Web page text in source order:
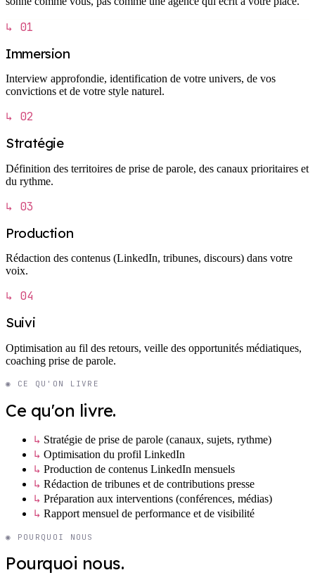
↳ 01
Immersion
Interview approfondie, identification de votre univers, de vos
convictions et de votre style naturel.
↳ 02
Stratégie
Définition des territoires de prise de parole, des canaux prioritaires et
du rythme.
↳ 03
Production
Rédaction des contenus (LinkedIn, tribunes, discours) dans votre
voix.
↳ 04
Suivi
Optimisation au fil des retours, veille des opportunités médiatiques,
coaching prise de parole.
◉ CE QU'ON LIVRE
Ce qu'on livre.
↳ Stratégie de prise de parole (canaux, sujets, rythme)
↳ Optimisation du profil LinkedIn
↳ Production de contenus LinkedIn mensuels
↳ Rédaction de tribunes et de contributions presse
↳ Préparation aux interventions (conférences, médias)
↳ Rapport mensuel de performance et de visibilité
◉ POURQUOI NOUS
Pourquoi nous.